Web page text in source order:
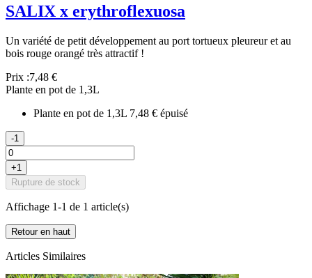
SALIX x erythroflexuosa
Un variété de petit développement au port tortueux pleureur et au
bois rouge orangé très attractif !
Prix :7,48 €
Plante en pot de 1,3L
Plante en pot de 1,3L 7,48 € épuisé
-1
+1
Rupture de stock
Affichage 1-1 de 1 article(s)
Retour en haut
Articles Similaires